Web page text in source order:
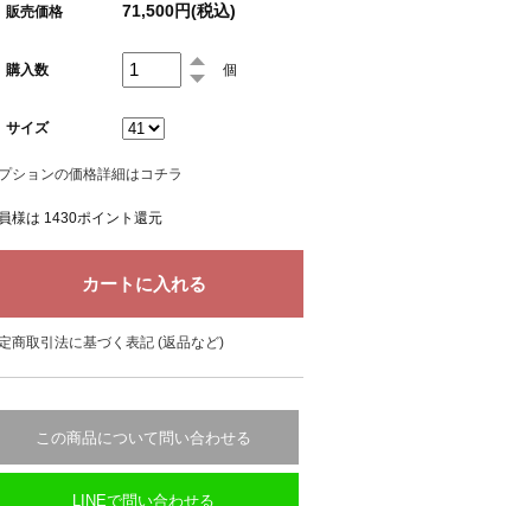
販売価格 71,500円(税込)
購入数 個
サイズ
ションの価格詳細はコチラ
様は 1430ポイント還元
商取引法に基づく表記 (返品など)
この商品について問い合わせる
LINEで問い合わせる